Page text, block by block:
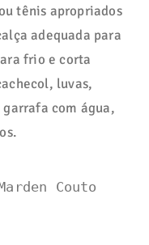
tênis apropriados
adequada para
frio e corta
luvas,
com água,
Couto